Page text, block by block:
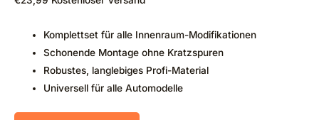
Komplettset für alle Innenraum-Modifikationen
Schonende Montage ohne Kratzspuren
Robustes, langlebiges Profi-Material
Universell für alle Automodelle